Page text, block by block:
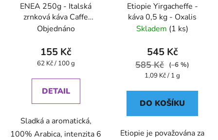
ENEA 250g - Italská
zrnková káva Caffe
Pompeii
Objednáno
155 Kč
Měrná
62 Kč / 100 g
DETAIL
Sladká a aromatická,
100% Arabica, intenzita 6
Etiopie Yirgacheffe -
káva 0,5 kg - Oxalis
Skladem (1 ks)
545 Kč
585 Kč
(–6 %)
Měrná
1,09 Kč / 1 g
DO KOŠÍKU
Etiopie je považována za